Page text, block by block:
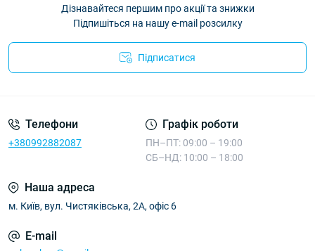
Дізнавайтеся першим про акції та знижки
Підпишіться на нашу e-mail розсилку
Підписатися
Телефони
+380992882087
Графік роботи
ПН–ПТ: 09:00 – 19:00
СБ–НД: 10:00 – 18:00
Наша адреса
м. Київ, вул. Чистяківська, 2А, офіс 6
E-mail